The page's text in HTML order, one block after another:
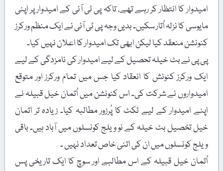
امیدوار کا انتظار کر رہے تھے، تاکہ پی ٹی آئی کے امیدوار پر اپنی
مایوسی کا نزلہ اُتار سکیں۔ بدیں وجہ پی ٹی آئی نے ایک منظم ورکرز
کنونشن منعقد کیا لیکن ابھی تک امیدوار کا اعلان نہیں کیا۔
پی پی نے بٹ خیلہ تحصیل کے لیے امیدوار کی نامزدگی کے لیے
ایک ورکرز کنونش کا انعقاد کیا جس میں تمام ورکرز اور متوقع
امیدواروں نے شرکت کی۔ اس کنونشن میں اُتمان خیل قبیلہ نے
اپنے امیدوار کے لیے ٹکٹ کا پُرزور مطالبہ کیا۔ زیادہ تر اتمان
خیل تخصیل بٹ خیلہ کے نو ویلج کونسلوں میں آباد ہیں۔ باقی
ویلج کونسلوں میں ان کی اتنی خاص تعداد نہیں ۔
اُتمان خیل قبیلہ کے اس مطالبے اور سوچ کا ایک تاریخی پس